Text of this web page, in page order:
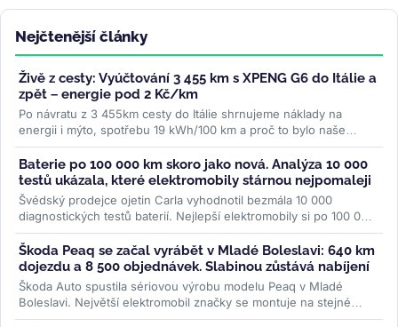
Nejčtenější články
Živě z cesty: Vyúčtování 3 455 km s XPENG G6 do Itálie a
zpět – energie pod 2 Kč/km
Po návratu z 3 455km cesty do Itálie shrnujeme náklady na
energii i mýto, spotřebu 19 kWh/100 km a proč to bylo naše
nejpohodlnější auto na...>>
Baterie po 100 000 km skoro jako nová. Analýza 10 000
testů ukázala, které elektromobily stárnou nejpomaleji
Švédský prodejce ojetin Carla vyhodnotil bezmála 10 000
diagnostických testů baterií. Nejlepší elektromobily si po 100 000
km drží přes...>>
Škoda Peaq se začal vyrábět v Mladé Boleslavi: 640 km
dojezdu a 8 500 objednávek. Slabinou zůstává nabíjení
Škoda Auto spustila sériovou výrobu modelu Peaq v Mladé
Boleslavi. Největší elektromobil značky se montuje na stejné
lince jako Enyaq a...>>